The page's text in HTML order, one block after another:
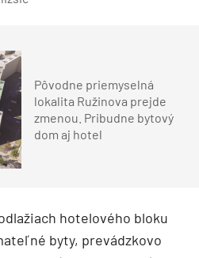
Pôvodne priemyselná
lokalita Ružinova prejde
zmenou. Pribudne bytový
dom aj hotel
hotelového bloku
byty, prevádzkovo